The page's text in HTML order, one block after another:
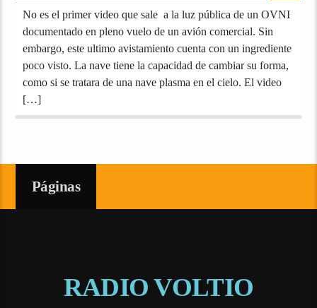
No es el primer video que sale a la luz pública de un OVNI
documentado en pleno vuelo de un avión comercial. Sin
embargo, este ultimo avistamiento cuenta con un ingrediente
poco visto. La nave tiene la capacidad de cambiar su forma,
como si se tratara de una nave plasma en el cielo. El video
[…]
Páginas
RADIO VOLTIO